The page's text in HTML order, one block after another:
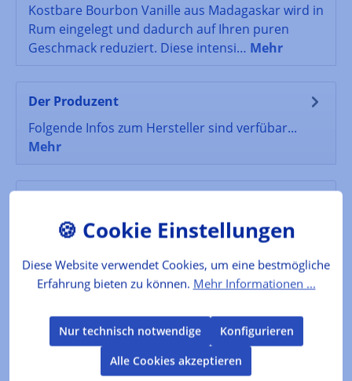
Kostbare Bourbon Vanille aus Madagaskar wird in
Rum eingelegt und dadurch auf Ihren puren
Geschmack reduziert. Diese intensi… Mehr
Der Produzent
Folgende Infos zum Hersteller sind verfübar...
Mehr
enthält 38% vol.Mehr
Bewertungen
Produktgalerie überspringen
Kunden kauften auch
Diese Website verwendet Cookies, um eine bestmögliche
Erfahrung bieten zu können. Mehr Informationen ...
Nur technisch notwendige
Konfigurieren
Alle Cookies akzeptieren